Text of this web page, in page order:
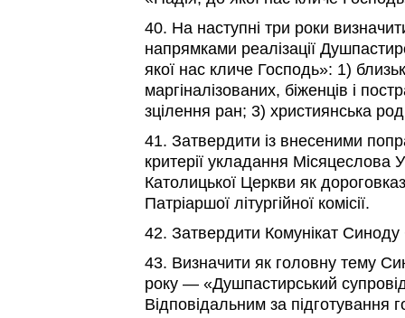
40. На наступні три роки
напрямками реалізації
якої нас кличе Господь»: 1)
маргіналізованих, біженців і
зцілення ран; 3) християнська
41. Затвердити із внесеними
критерії укладання Місяцеслова
Католицької Церкви як
Патріаршої літургійної комісії.
42. Затвердити Комунікат
43. Визначити як головну тему
року — «Душпастирський
Відповідальним за підготування